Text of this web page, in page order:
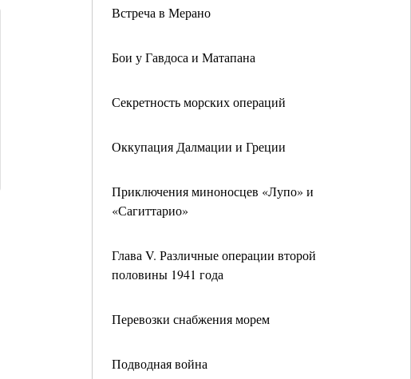
Встреча в Мерано
Бои у Гавдоса и Матапана
Секретность морских операций
Оккупация Далмации и Греции
Приключения миноносцев «Лупо» и
«Сагиттарио»
Глава V. Различные операции второй
половины 1941 года
Перевозки снабжения морем
Подводная война